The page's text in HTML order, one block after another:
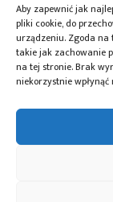
Aby zapewnić jak
pliki cookie, do
urządzeniu. Zgoda
takie jak zachowanie
na tej stronie. Brak
niekorzystnie
Przeczytaj
Association